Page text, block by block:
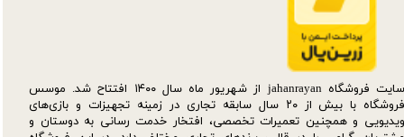
سایت فروشگاه jahanrayan از شهریور ماه سال ۱۴۰۰ افتتاح شد. موسس
فروشگاه با بیش از ۲۰ سال سابقه تجاری در زمینه تجهیزات و بازی‌های
ویدیویی و همچنین تعمیرات تخصصی، افتخار خدمت رسانی به دوستان و